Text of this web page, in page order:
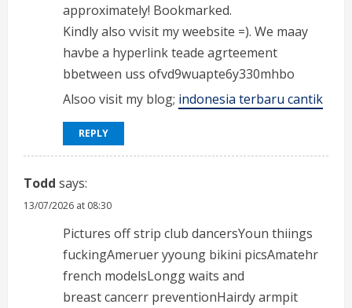
approximately! Bookmarked.
Kindly also vvisit my weebsite =). We maay
havbe a hyperlink teade agrteement
bbetween uss ofvd9wuapte6y330mhbo
Alsoo visit my blog; indonesia terbaru cantik
REPLY
Todd says:
13/07/2026 at 08:30
Pictures off strip club dancersYoun thiings
fuckingAmeruer yyoung bikini picsAmatehr
french modelsLongg waits and
breast cancerr preventionHairdy armpit